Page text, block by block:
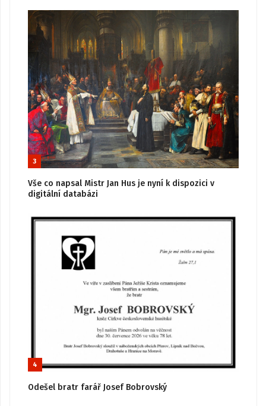
3
Vše co napsal Mistr Jan Hus je nyní k dispozici v
digitální databázi
4
Odešel bratr farář Josef Bobrovský